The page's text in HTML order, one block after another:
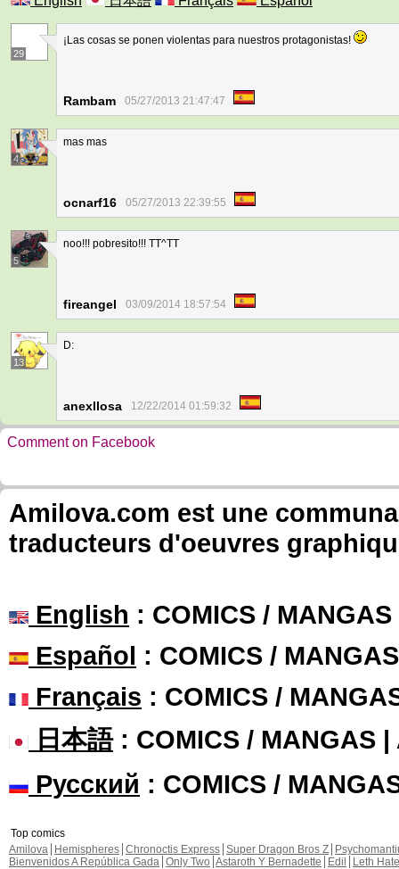
29
¡Las cosas se ponen violentas para nuestros protagonistas!
Rambam 05/27/2013 21:47:47
4
mas mas
ocnarf16 05/27/2013 22:39:55
5
noo!!! pobresito!!! TT^TT
fireangel 03/09/2014 18:57:54
13
D:
anexllosa 12/22/2014 01:59:32
Comment on Facebook
Amilova.com est une
traducteurs d'oeuvres
English : COMICS /
Español : COMICS /
Français : COMICS /
日本語: COMICS / MANGAS |
Русский : COMICS /
Top comics
Amilova
Hemispheres Chronoctis Express Super Dragon Bros Z
Bienvenidos A República Gada Only Two Astaroth Y Bernadette Edil
Leth Hate